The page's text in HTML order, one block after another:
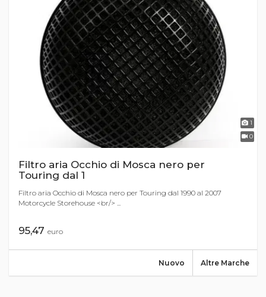
1
0
Filtro aria Occhio di Mosca nero per
Touring dal 1
Filtro aria Occhio di Mosca nero per Touring dal 1990 al 2007
Motorcycle Storehouse <br/> ...
95,47 euro
Altre Marche
Nuovo